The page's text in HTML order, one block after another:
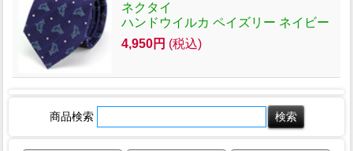
ネクタイ
ハンドウイルカ ペイズリー ネイビー
4,950円 (税込)
商品検索